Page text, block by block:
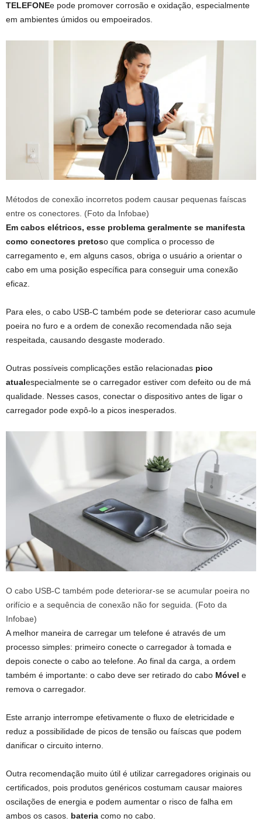
TELEFONEe pode promover corrosão e oxidação, especialmente
em ambientes úmidos ou empoeirados.
Métodos de conexão incorretos podem causar pequenas faíscas
entre os conectores. (Foto da Infobae)
Em cabos elétricos, esse problema geralmente se manifesta
como conectores pretoso que complica o processo de
carregamento e, em alguns casos, obriga o usuário a orientar o
cabo em uma posição específica para conseguir uma conexão
eficaz.
Para eles, o cabo USB-C também pode se deteriorar caso acumule
poeira no furo e a ordem de conexão recomendada não seja
respeitada, causando desgaste moderado.
Outras possíveis complicações estão relacionadas pico
atualespecialmente se o carregador estiver com defeito ou de má
qualidade. Nesses casos, conectar o dispositivo antes de ligar o
carregador pode expô-lo a picos inesperados.
O cabo USB-C também pode deteriorar-se se acumular poeira no
orifício e a sequência de conexão não for seguida. (Foto da
Infobae)
A melhor maneira de carregar um telefone é através de um
processo simples: primeiro conecte o carregador à tomada e
depois conecte o cabo ao telefone. Ao final da carga, a ordem
também é importante: o cabo deve ser retirado do cabo Móvel e
remova o carregador.
Este arranjo interrompe efetivamente o fluxo de eletricidade e
reduz a possibilidade de picos de tensão ou faíscas que podem
danificar o circuito interno.
Outra recomendação muito útil é utilizar carregadores originais ou
certificados, pois produtos genéricos costumam causar maiores
oscilações de energia e podem aumentar o risco de falha em
ambos os casos. bateria como no cabo.